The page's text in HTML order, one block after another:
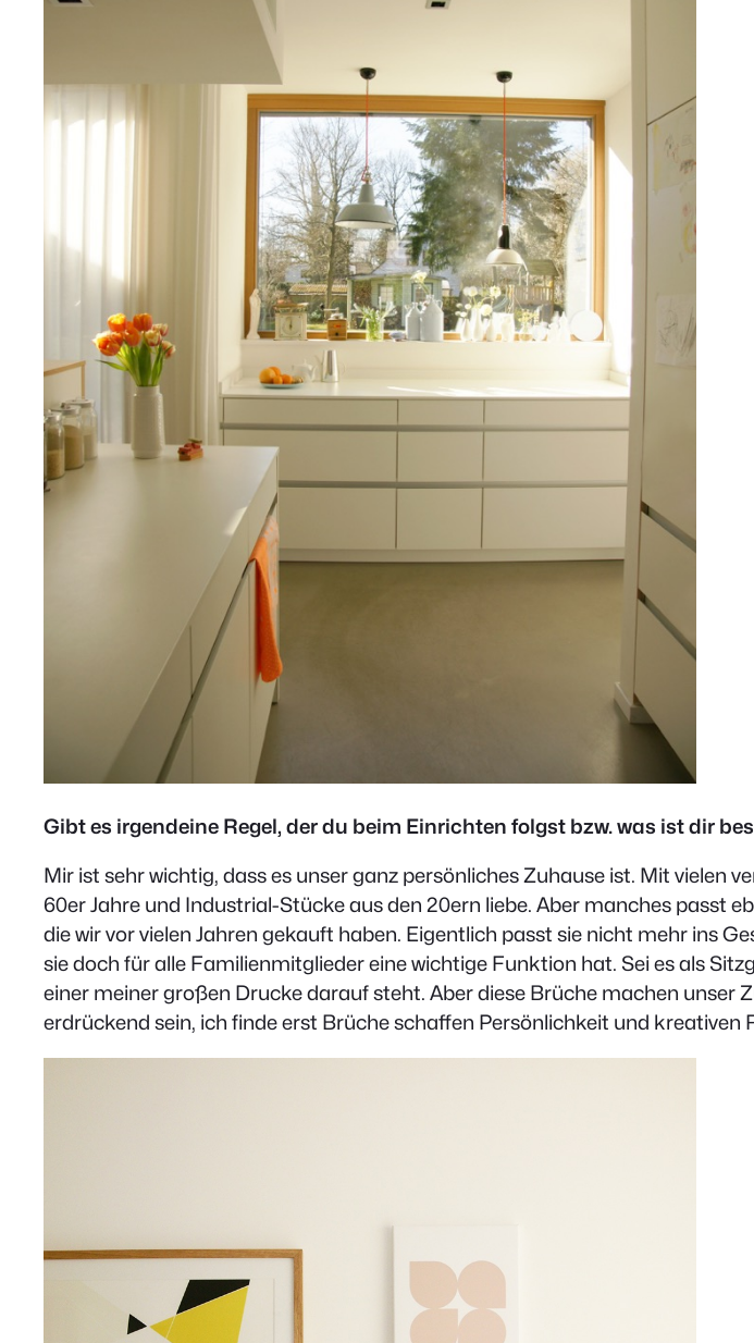
Gibt es irgendeine Regel, der du beim Einrichten folgst bzw. was ist dir
Mir ist sehr wichtig, dass es unser ganz persönliches Zuhause ist. Mit vielen
60er Jahre und Industrial-Stücke aus den 20ern liebe. Aber manches passt
die wir vor vielen Jahren gekauft haben. Eigentlich passt sie nicht mehr ins
sie doch für alle Familienmitglieder eine wichtige Funktion hat. Sei es als
einer meiner großen Drucke darauf steht. Aber diese Brüche machen unser
erdrückend sein, ich finde erst Brüche schaffen Persönlichkeit und kreativen